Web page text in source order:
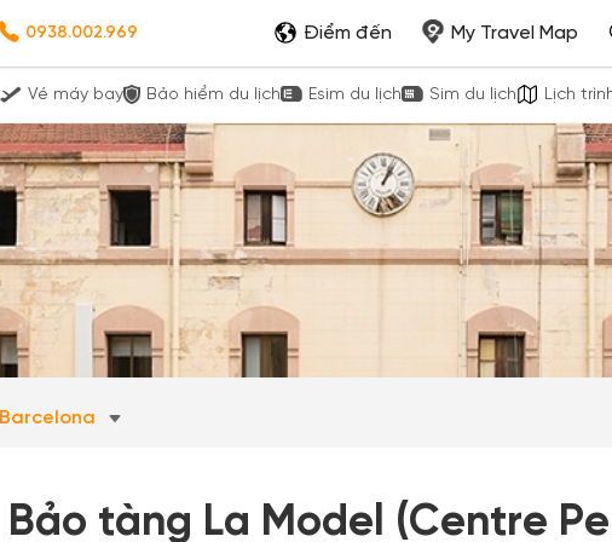
0938.002.969 Điểm đến My Travel Map
Vé máy bay Bảo hiểm du lịch Esim du lịch Sim du lịch Lịch
Barcelona
Bảo tàng La Model (Centre